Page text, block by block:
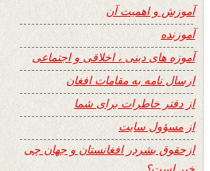
آموزش و اهمیت آن
آموزنده
آموزه های دینی ، اخلاقی و اجتماعی
ارسال نامه به مقامات افغان
از دفتر خاطرات برای شما
از مسؤول سایت
ازحقوق بشردر افغانستان و جهان چی